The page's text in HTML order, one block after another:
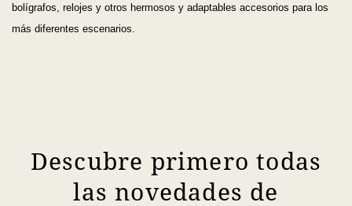
bolígrafos, relojes y otros hermosos y adaptables accesorios para los
más diferentes escenarios.
Descubre primero todas
las novedades de